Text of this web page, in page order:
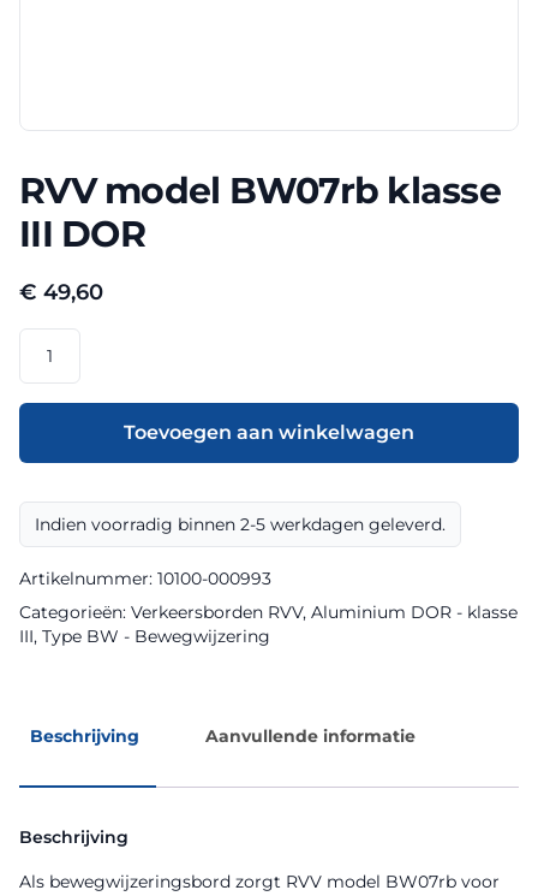
RVV model BW07rb klasse
III DOR
€ 49,60
model
BW07rb
III
aantal
Toevoegen aan winkelwagen
Indien voorradig binnen 2-5 werkdagen geleverd.
Artikelnummer: 10100-000993
Categorieën: Verkeersborden RVV, Aluminium DOR - klasse
III, Type BW - Bewegwijzering
Beschrijving Aanvullende informatie
Beschrijving
Als bewegwijzeringsbord zorgt RVV model BW07rb voor